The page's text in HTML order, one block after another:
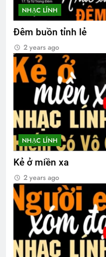
NHẠC LÍNH
Đêm buồn tỉnh lẻ
2 years ago
NHẠC LÍNH
Kẻ ở miền xa
2 years ago